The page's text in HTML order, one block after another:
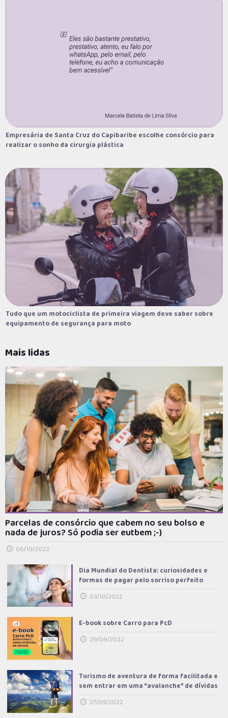
Empresária de Santa Cruz do Capibaribe escolhe consórcio para
realizar o sonho da cirurgia plástica
Tudo que um motociclista de primeira viagem deve saber sobre
equipamento de segurança para moto
Pesquisar
Navegue por categorias
Empresária de Santa Cruz do Capibaribe escolhe consórcio para
realizar o sonho da cirurgia plástica
Tudo que um motociclista de primeira viagem deve saber sobre
equipamento de segurança para moto
Mais lidas
Parcelas de consórcio que cabem no seu bolso e
nada de juros? Só podia ser eutbem ;-)
06/10/2022
Dia Mundial do Dentista: curiosidades e
formas de pagar pelo sorriso perfeito
03/10/2022
E-book sobre Carro para PcD
29/09/2022
Turismo de aventura de forma facilitada e
sem entrar em uma “avalanche” de dívidas
27/09/2022